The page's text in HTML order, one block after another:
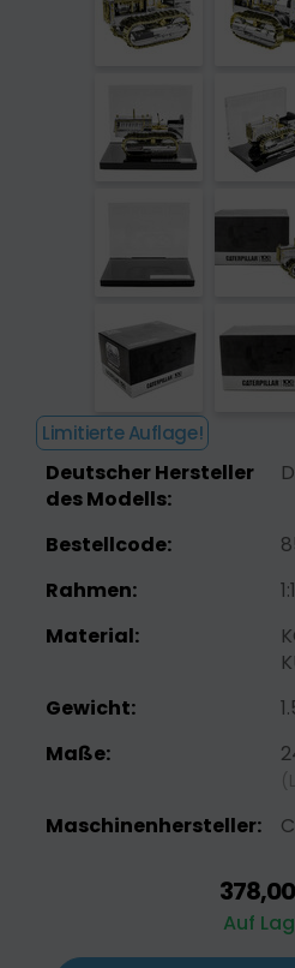
Limitierte Auflage!
Deutscher Hersteller
des Modells:
Bestellcode:
Rahmen:
Material:
Gewicht:
Maße:
Maschinenhersteller:
Auf